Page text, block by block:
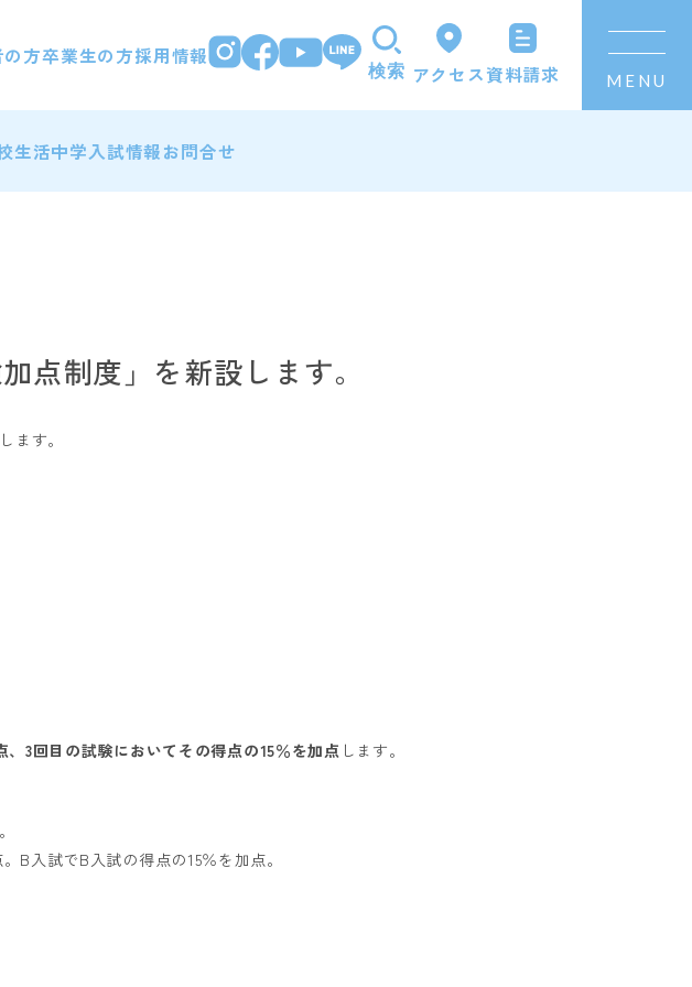
の方卒業生の方採用情報
検索 アクセス資料請求 MENU
生活中学入試情報お問合せ
点制度」を新設します。
ます。
3回目の試験においてその得点の15％を加点 します。
B入試でB入試の得点の15％を加点。